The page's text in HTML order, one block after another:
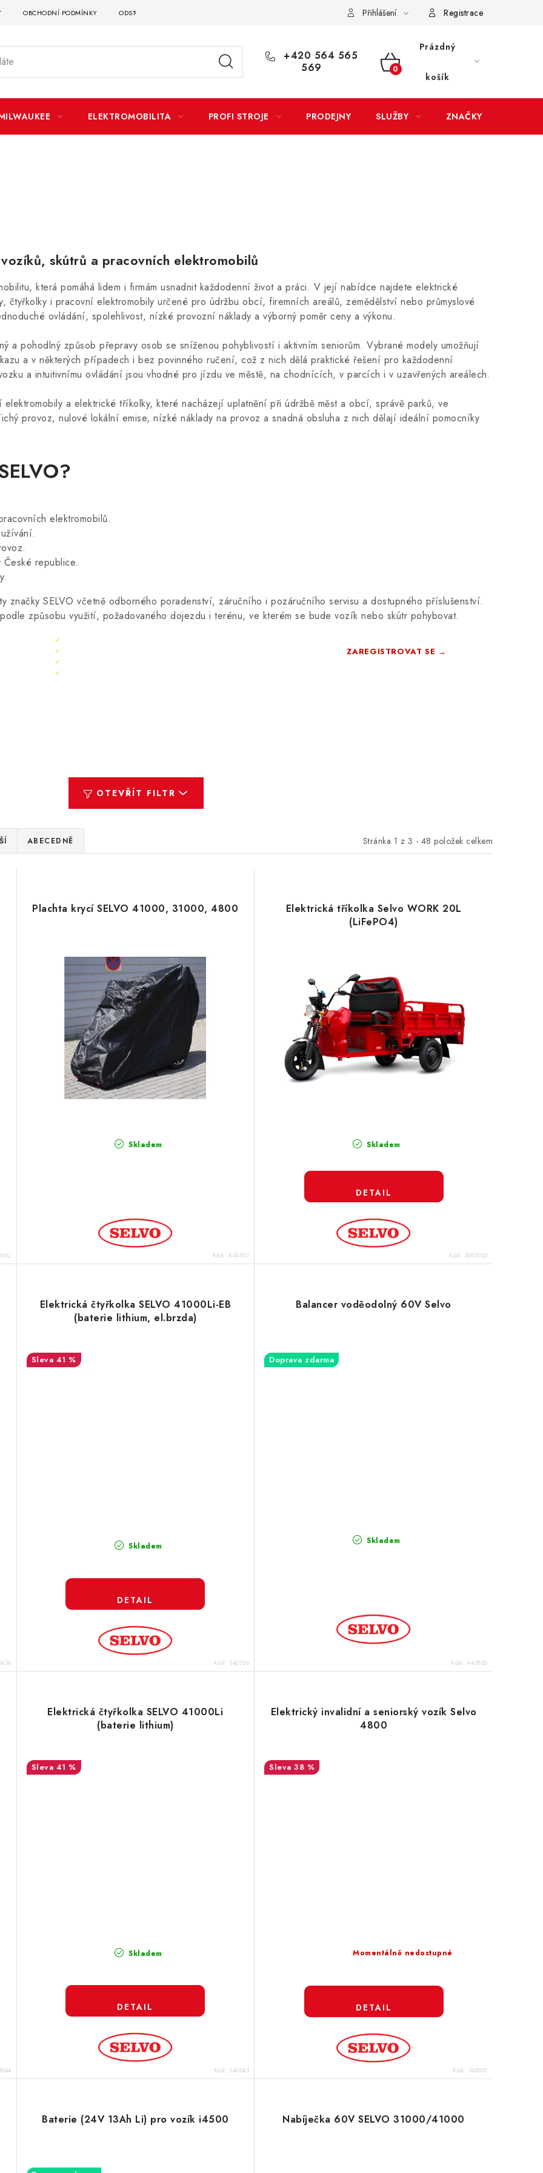
OBCHODNÍ PODMÍNKY ODSTOUPENÍ OD SMLOUVY EXPEDICE ZBOŽÍ REKLAMACE ZAKOUPENÉHO ZBOŽÍ
Přihlášení Registrace
+420 564 565
569
NÁKUPNÍ
Prázdný
košík
ELEKTROMOBILITA PROFI STROJE PRODEJNY SLUŽBY ZNAČKY
skútrů a pracovních elektromobilů
která pomáhá lidem i firmám usnadnit každodenní život a práci. V její nabídce najdete elektrické
čtyřkolky i pracovní elektromobily určené pro údržbu obcí, firemních areálů, zemědělství nebo průmyslové
ovládání, spolehlivost, nízké provozní náklady a výborný poměr ceny a výkonu.
a pohodlný způsob přepravy osob se sníženou pohyblivostí i aktivním seniorům. Vybrané modely umožňují
a v některých případech i bez povinného ručení, což z nich dělá praktické řešení pro každodenní
a intuitivnímu ovládání jsou vhodné pro jízdu ve městě, na chodnících, v parcích i v uzavřených areálech.
a elektrické tříkolky, které nacházejí uplatnění při údržbě měst a obcí, správě parků, ve
provoz, nulové lokální emise, nízké náklady na provoz a snadná obsluha z nich dělají ideální pomocníky
elektromobilů.
republice.
značky SELVO včetně odborného poradenství, záručního i pozáručního servisu a dostupného příslušenství.
způsobu využití, požadovaného dojezdu i terénu, ve kterém se bude vozík nebo skútr pohybovat.
✓
✓
✓
✓
ZAREGISTROVAT SE →
OTEVŘÍT FILTR
Stránka 1 z 3 - 48 položek celkem
ABECEDNĚ
Plachta krycí SELVO 41000, 31000, 4800
Skladem
Kód:A40597
Elektrická tříkolka Selvo WORK 20L
(LiFePO4)
Skladem
Kód: SW0005
Elektrická čtyřkolka SELVO 41000Li-EB
(baterie lithium, el.brzda)
41 %
Skladem
Kód: S40736
Balancer voděodolný 60V Selvo
Doprava zdarma
Skladem
Kód: A40826
Elektrická čtyřkolka SELVO 41000Li
(baterie lithium)
41 %
Skladem
Kód: S40643
Elektrický invalidní a seniorský vozík Selvo
4800
38 %
Momentálně nedostupné
Kód: S40001
Baterie (24V 13Ah Li) pro vozík i4500 Nabíječka 60V SELVO 31000/41000